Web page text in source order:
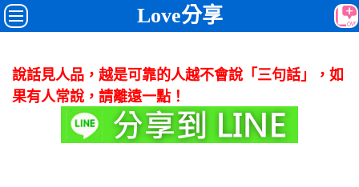
Love分享
說話見人品，越是可靠的人越不會說「三句話」，如
果有人常說，請離遠一點！